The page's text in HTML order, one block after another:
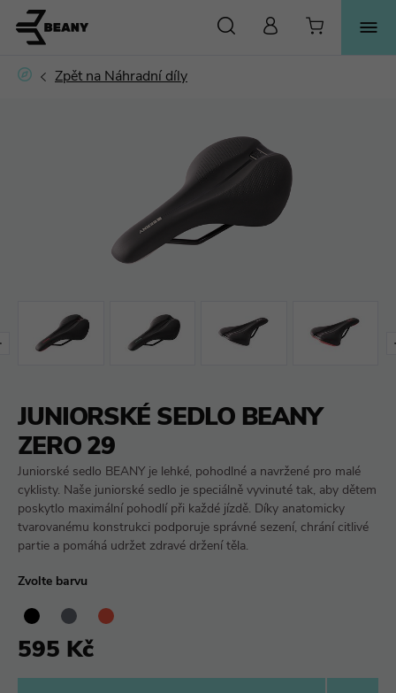
HLEDAT
JUNIORSKÉ SEDLO BEANY
ZERO 29
Juniorské sedlo BEANY je lehké, pohodlné a navržené pro malé
cyklisty. Naše juniorské sedlo je speciálně vyvinuté tak, aby dětem
poskytlo maximální pohodlí při každé jízdě. Díky anatomicky
tvarovanému konstrukci podporuje správné sezení, chrání citlivé
partie a pomáhá udržet zdravé držení těla.
Zvolte barvu
595 Kč